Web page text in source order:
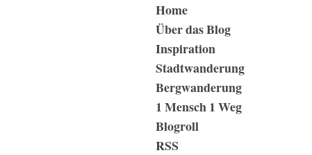
Home
Über das Blog
Inspiration
Stadtwanderung
Bergwanderung
1 Mensch 1 Weg
Blogroll
RSS